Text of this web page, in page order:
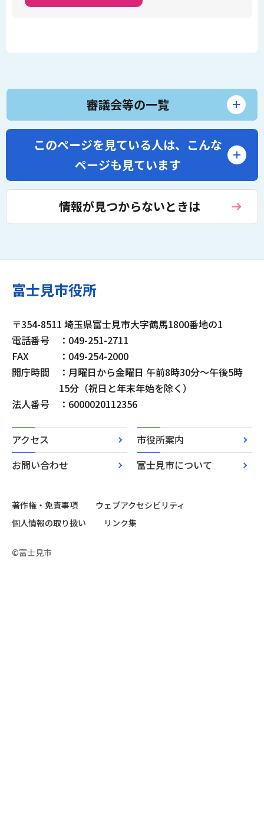
審議会等の一覧
このページを見ている人は、 こんな
ページも見ています
情報が見つからないときは
富士見市役所
〒354-8511 埼玉県富士見市大字鶴馬1800番地の1
電話番号
：049-251-2711
FAX
：049-254-2000
開庁時間
：月曜日から金曜日 午前8時30分～午後5時
15分（祝日と年末年始を除く）
法人番号
：6000020112356
アクセス
市役所案内
お問い合わせ
富士見市について
著作権・免責事項
ウェブアクセシビリティ
個人情報の取り扱い
リンク集
©富士見市